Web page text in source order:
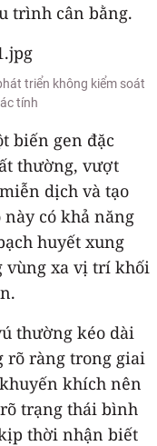
trình cân bằng.
triển không kiểm soát
tính
biến gen đặc
thường, vượt
dịch và tạo
có khả năng
huyết xung
vùng xa vị trí khối
thường kéo dài
rõ ràng trong giai
khích nên
trạng thái bình
thời nhận biết